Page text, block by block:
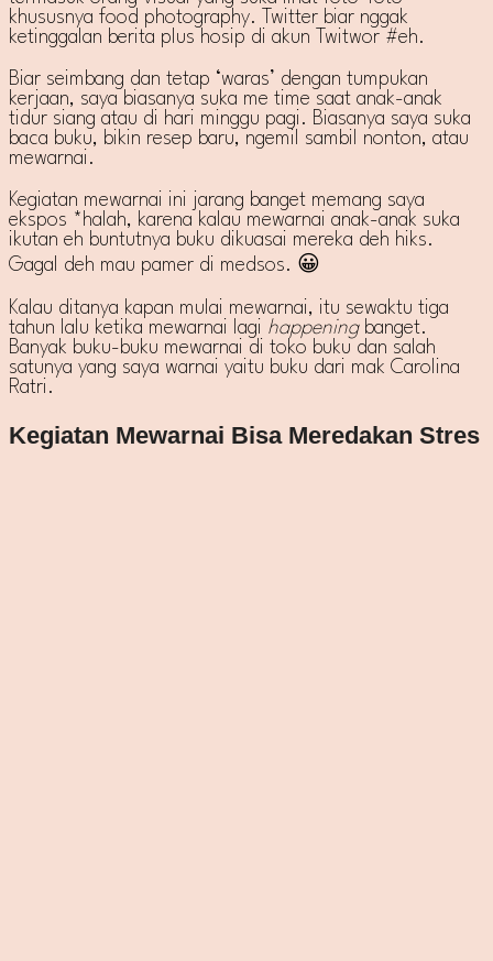
khususnya food photography. Twitter biar nggak
ketinggalan berita plus hosip di akun Twitwor #eh.
Biar seimbang dan tetap ‘waras’ dengan tumpukan
kerjaan, saya biasanya suka me time saat anak-anak
tidur siang atau di hari minggu pagi. Biasanya saya suka
baca buku, bikin resep baru, ngemil sambil nonton, atau
mewarnai.
Kegiatan mewarnai ini jarang banget memang saya
ekspos *halah, karena kalau mewarnai anak-anak suka
ikutan eh buntutnya buku dikuasai mereka deh hiks.
Gagal deh mau pamer di medsos. 😀
Kalau ditanya kapan mulai mewarnai, itu sewaktu tiga
tahun lalu ketika mewarnai lagi happeningbanget.
Banyak buku-buku mewarnai di toko buku dan salah
satunya yang saya warnai yaitu buku dari mak Carolina
Ratri.
Kegiatan Mewarnai Bisa Meredakan Stres